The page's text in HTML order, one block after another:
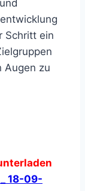
Schritt ein
Augen zu
18-09-